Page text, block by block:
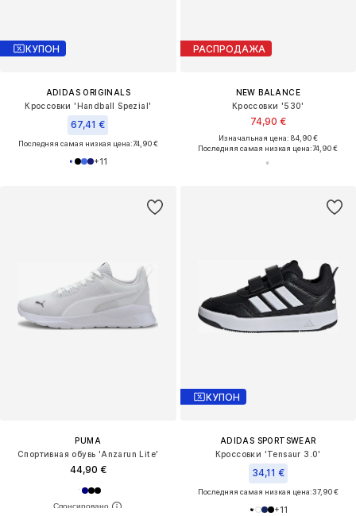
КУПОН
ADIDAS ORIGINALS
Кроссовки 'Handball Spezial'
67,41 €
Последняя самая низкая цена:74,90 €
+11
РАСПРОДАЖА
NEW BALANCE
Кроссовки '530'
74,90 €
Изначальная цена: 84,90 €
Последняя самая низкая цена:74,90 €
PUMA
Спортивная обувь 'Anzarun Lite'
44,90 €
КУПОН
ADIDAS SPORTSWEAR
Кроссовки 'Tensaur 3.0'
34,11 €
Последняя самая низкая цена:37,90 €
+11